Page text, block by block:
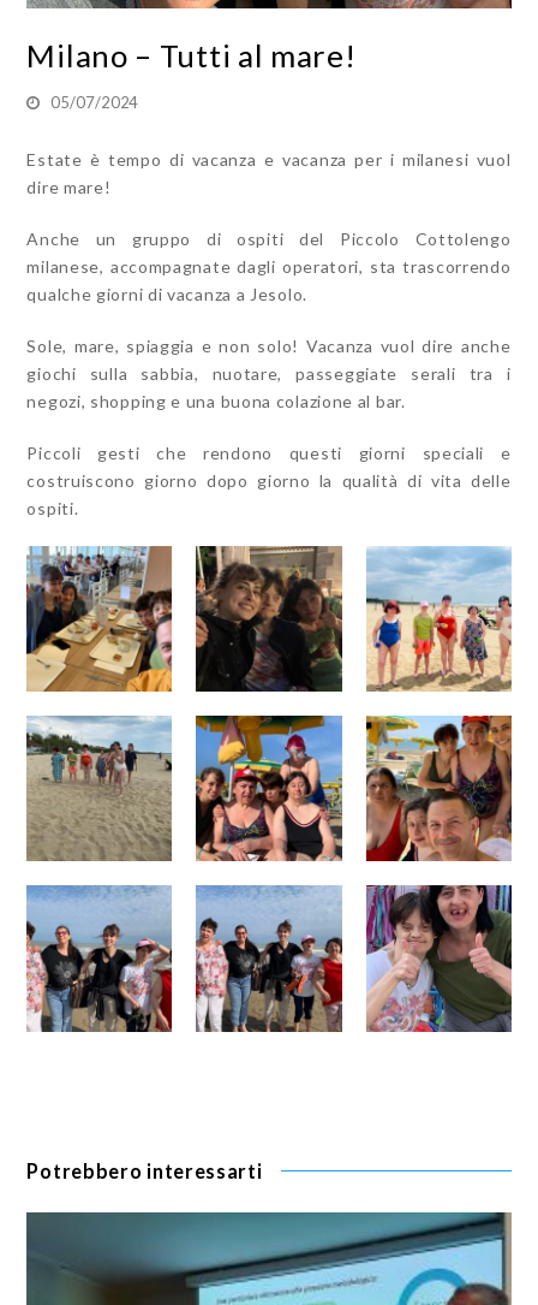
Milano – Tutti al mare!
05/07/2024
Estate è tempo di vacanza e vacanza per i milanesi vuol
dire mare!
Anche un gruppo di ospiti del Piccolo Cottolengo
milanese, accompagnate dagli operatori, sta trascorrendo
qualche giorni di vacanza a Jesolo.
Sole, mare, spiaggia e non solo! Vacanza vuol dire anche
giochi sulla sabbia, nuotare, passeggiate serali tra i
negozi, shopping e una buona colazione al bar.
Piccoli gesti che rendono questi giorni speciali e
costruiscono giorno dopo giorno la qualità di vita delle
ospiti.
Potrebbero interessarti